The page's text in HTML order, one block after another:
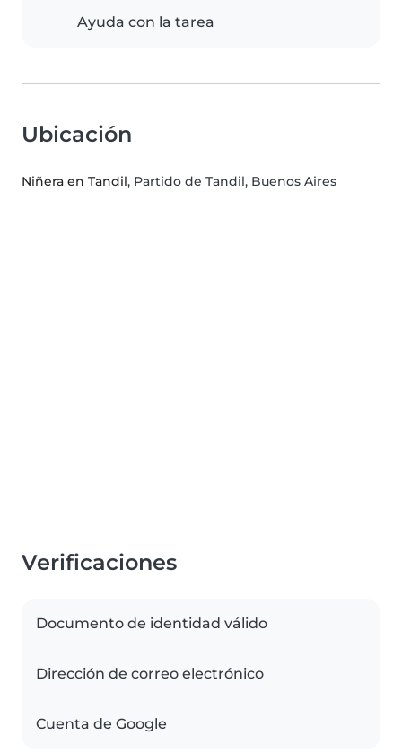
Ayuda con la tarea
Ubicación
Niñera en Tandil, Partido de Tandil, Buenos Aires
Verificaciones
Documento de identidad válido
Dirección de correo electrónico
Cuenta de Google